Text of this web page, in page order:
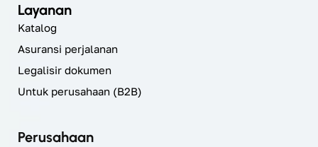
Layanan
Katalog
Asuransi perjalanan
Legalisir dokumen
Untuk perusahaan (B2B)
Perusahaan